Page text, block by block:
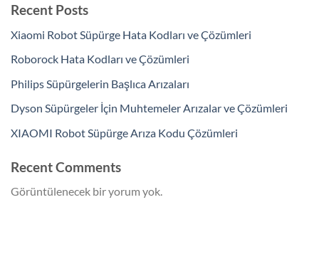
Recent Posts
Xiaomi Robot Süpürge Hata Kodları ve Çözümleri
Roborock Hata Kodları ve Çözümleri
Philips Süpürgelerin Başlıca Arızaları
Dyson Süpürgeler İçin Muhtemeler Arızalar ve Çözümleri
XIAOMI Robot Süpürge Arıza Kodu Çözümleri
Recent Comments
Görüntülenecek bir yorum yok.